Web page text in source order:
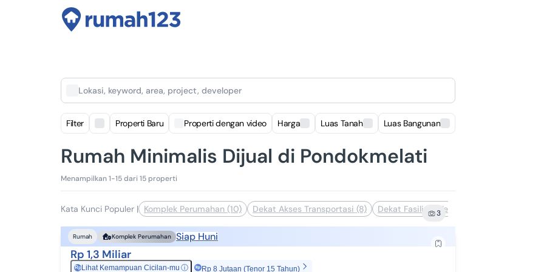
Lokasi, keyword, area, project, developer
Filter Properti Baru Properti dengan video Harga Luas Tanah Luas Bangunan
Rumah Minimalis Dijual di Pondokmelati
Menampilkan 1-15 dari 15 properti
Kata Kunci Populer | Komplek Perumahan (10) Dekat Akses Transportasi (8) Dekat Fasilitas Kesehatan (7)
3
Rumah Komplek Perumahan Siap Huni
Rp 1,3 Miliar
RpLihat Kemampuan Cicilan-mu ⓘ Rp 8 Jutaan (Tenor 15 Tahun)